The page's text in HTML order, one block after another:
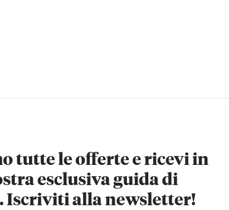
tutte le offerte e ricevi in
esclusiva guida di
Iscriviti alla newsletter!